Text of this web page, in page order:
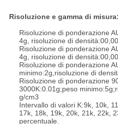
Risoluzione e gamma di misura:
Risoluzione di ponderazione
4g, risoluzione di
Risoluzione di ponderazione
4g, risoluzione di
Risoluzione di ponderazione
minimo:2g,risoluzione di
Risoluzione di ponderazione
3000K:0.01g;peso
g/cm3
Intervallo di valori K:9k, 10k,
17k, 18k, 19k, 20k, 21k, 22k,
percentuale.